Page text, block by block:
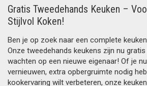
Gratis Tweedehands Keuken –
Stijlvol Koken!
Ben je op zoek naar een complete
Onze tweedehands keukens zijn nu
wachten op een nieuwe eigenaar! Of je
vernieuwen, extra opbergruimte nodig
kookervaring wilt verbeteren, onze